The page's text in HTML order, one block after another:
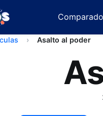
Asalto al poder